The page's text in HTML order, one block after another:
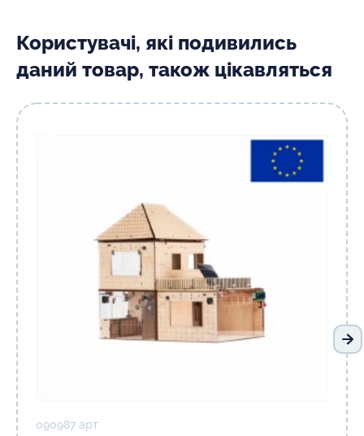
Користувачі, які подивились
даний товар, також цікавляться
090987 арт